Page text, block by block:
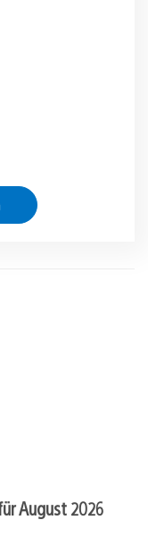
August 2026